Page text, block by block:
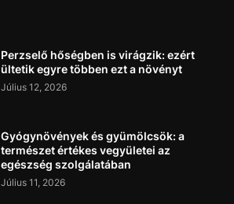
Perzselő hőségben is virágzik: ezért
ültetik egyre többen ezt a növényt
Július 12, 2026
Gyógynövények és gyümölcsök: a
természet értékes vegyületei az
egészség szolgálatában
Július 11, 2026